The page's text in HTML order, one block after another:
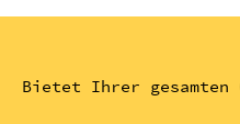
Bietet Ihrer gesamten